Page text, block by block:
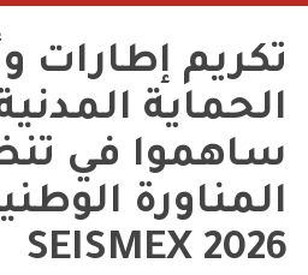
تكريم إطارات
الحماية
ساهموا في
المناورة
SEISMEX 2026